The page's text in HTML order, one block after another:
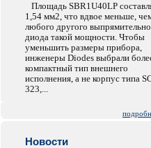
Площадь SBR1U40LP
1,54 мм2, что вдвое меньше,
любого другого
диода такой мощности. Чтобы
уменьшить размеры прибора,
инженеры Diodes выбрали
компактный тип внешнего
исполнения, а не корпус типа
323,...
Новости